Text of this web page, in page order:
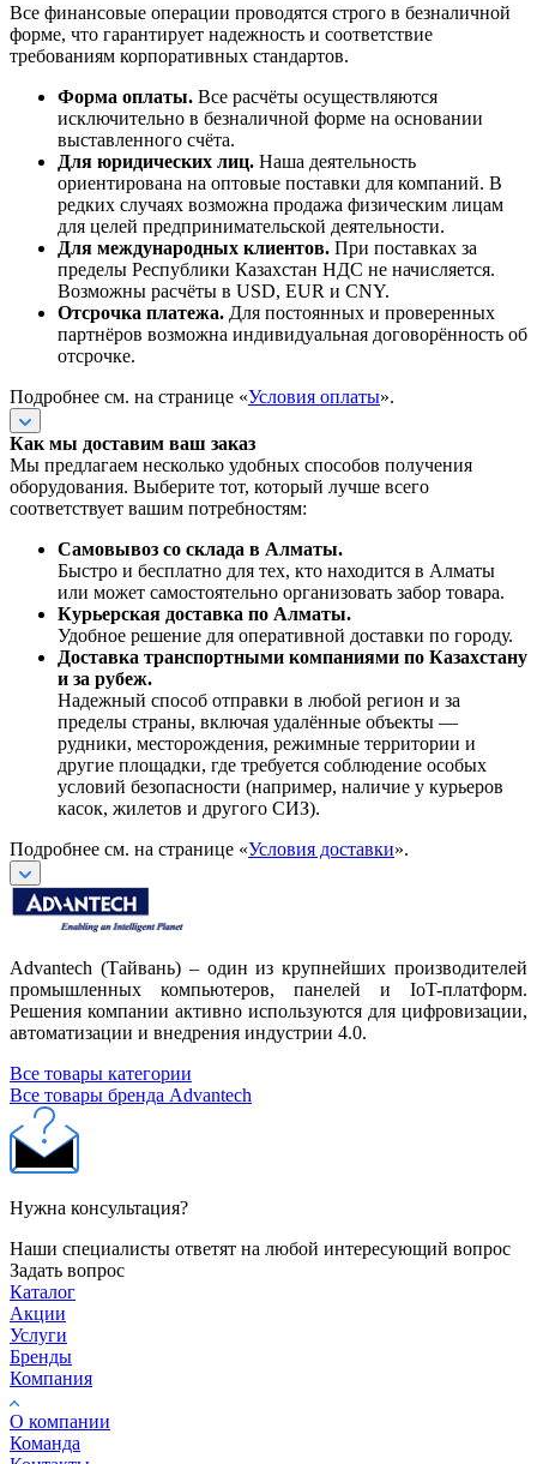
Все финансовые операции проводятся строго в безналичной
форме, что гарантирует надежность и соответствие
требованиям корпоративных стандартов.
Форма оплаты. Все расчёты осуществляются
исключительно в безналичной форме на основании
выставленного счёта.
Для юридических лиц. Наша деятельность
ориентирована на оптовые поставки для компаний. В
редких случаях возможна продажа физическим лицам
для целей предпринимательской деятельности.
Для международных клиентов. При поставках за
пределы Республики Казахстан НДС не начисляется.
Возможны расчёты в USD, EUR и CNY.
Отсрочка платежа. Для постоянных и проверенных
партнёров возможна индивидуальная договорённость об
отсрочке.
Подробнее см. на странице «Условия оплаты».
Как мы доставим ваш заказ
Мы предлагаем несколько удобных способов получения
оборудования. Выберите тот, который лучше всего
соответствует вашим потребностям:
Самовывоз со склада в Алматы.
Быстро и бесплатно для тех, кто находится в Алматы
или может самостоятельно организовать забор товара.
Курьерская доставка по Алматы.
Удобное решение для оперативной доставки по городу.
Доставка транспортными компаниями по Казахстану
и за рубеж.
Надежный способ отправки в любой регион и за
пределы страны, включая удалённые объекты —
рудники, месторождения, режимные территории и
другие площадки, где требуется соблюдение особых
условий безопасности (например, наличие у курьеров
касок, жилетов и другого СИЗ).
Подробнее см. на странице «Условия доставки».
Advantech (Тайвань) – один из крупнейших производителей
промышленных компьютеров, панелей и IoT-платформ.
Решения компании активно используются для цифровизации,
автоматизации и внедрения индустрии 4.0.
Все товары категории
Все товары бренда Advantech
Нужна консультация?
Наши специалисты ответят на любой интересующий вопрос
Задать вопрос
Каталог
Акции
Услуги
Бренды
Компания
О компании
Команда